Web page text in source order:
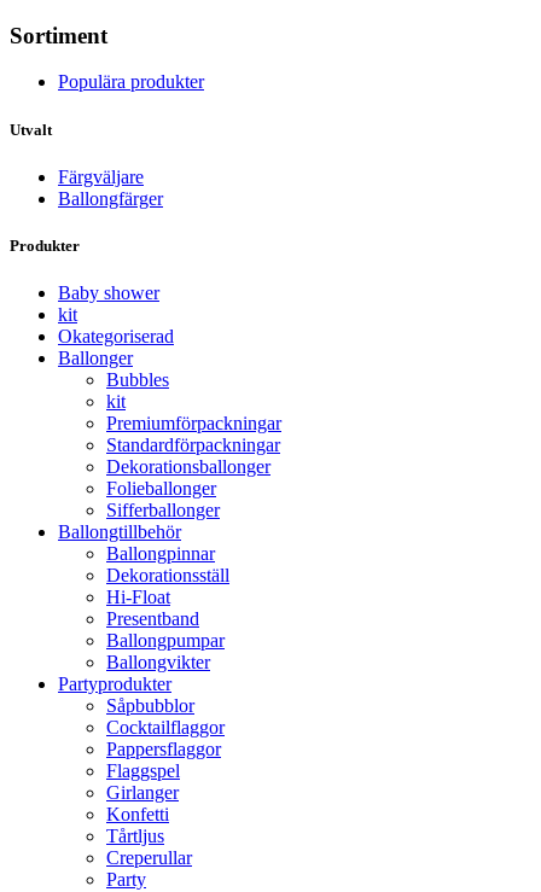
Sortiment
Populära produkter
Utvalt
Färgväljare
Ballongfärger
Produkter
Baby shower
kit
Okategoriserad
Ballonger
Bubbles
kit
Premium­förpackningar
Standard­­förpackningar
Dekorations­ballonger
Folie­­­ballonger
Siffer­­ballonger
Ballong­tillbehör
Ballongpinnar
Dekorationsställ
Hi-Float
Presentband
Ballongpumpar
Ballong­vikter
Party­­produkter
Såpbubblor
Cocktail­flaggor
Pappers­flaggor
Flaggspel
Girlanger
Konfetti
Tårtljus
Creperullar
Party